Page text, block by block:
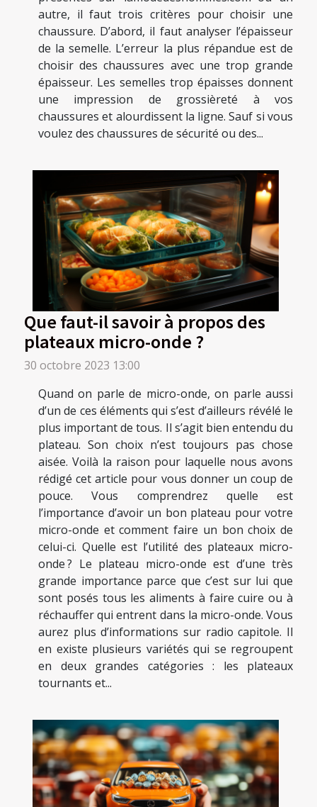
autre, il faut trois critères pour choisir une
chaussure. D’abord, il faut analyser l’épaisseur
de la semelle. L’erreur la plus répandue est de
choisir des chaussures avec une trop grande
épaisseur. Les semelles trop épaisses donnent
une impression de grossièreté à vos
chaussures et alourdissent la ligne. Sauf si vous
voulez des chaussures de sécurité ou des...
Que faut-il savoir à propos des
plateaux micro-onde ?
30 octobre 2023 13:00
Quand on parle de micro-onde, on parle aussi
d’un de ces éléments qui s’est d’ailleurs révélé le
plus important de tous. Il s’agit bien entendu du
plateau. Son choix n’est toujours pas chose
aisée. Voilà la raison pour laquelle nous avons
rédigé cet article pour vous donner un coup de
pouce. Vous comprendrez quelle est
l’importance d’avoir un bon plateau pour votre
micro-onde et comment faire un bon choix de
celui-ci. Quelle est l’utilité des plateaux micro-
onde ? Le plateau micro-onde est d’une très
grande importance parce que c’est sur lui que
sont posés tous les aliments à faire cuire ou à
réchauffer qui entrent dans la micro-onde. Vous
aurez plus d’informations sur radio capitole. Il
en existe plusieurs variétés qui se regroupent
en deux grandes catégories : les plateaux
tournants et...